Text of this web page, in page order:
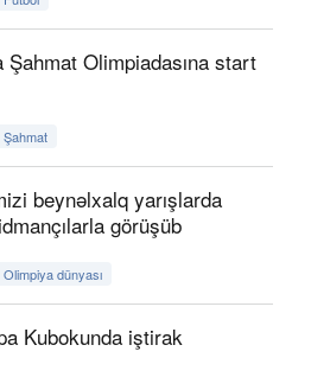
Olimpiadasına start
Şahmat
beynəlxalq yarışlarda
görüşüb
Olimpiya dünyası
Kubokunda iştirak